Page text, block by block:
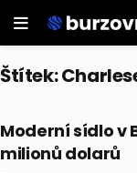
Štítek:
Moderní sídlo v
milionů dolarů